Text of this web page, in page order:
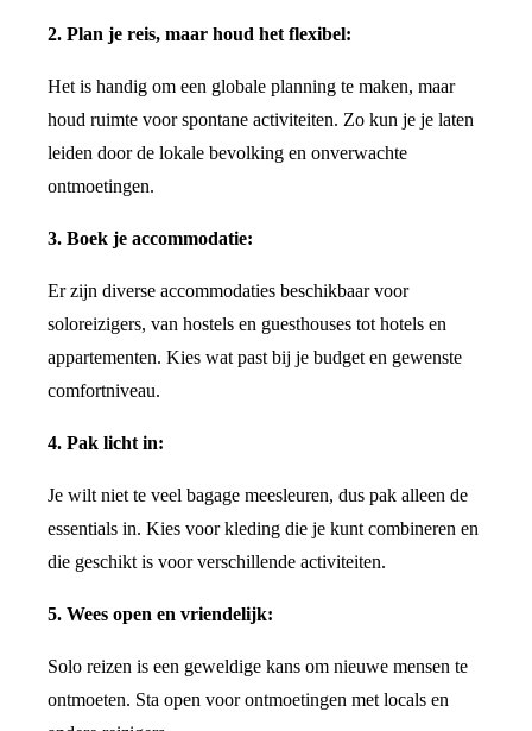
2. Plan je reis, maar houd het flexibel:
Het is handig om een ​​globale planning te maken, maar
houd ruimte voor spontane activiteiten. Zo kun je je laten
leiden door de lokale bevolking en onverwachte
ontmoetingen.
3. Boek je accommodatie:
Er zijn diverse accommodaties beschikbaar voor
soloreizigers, van hostels en guesthouses tot hotels en
appartementen. Kies wat past bij je budget en gewenste
comfortniveau.
4. Pak licht in:
Je wilt niet te veel bagage meesleuren, dus pak alleen de
essentials in. Kies voor kleding die je kunt combineren en
die geschikt is voor verschillende activiteiten.
5. Wees open en vriendelijk:
Solo reizen is een geweldige kans om nieuwe mensen te
ontmoeten. Sta open voor ontmoetingen met locals en